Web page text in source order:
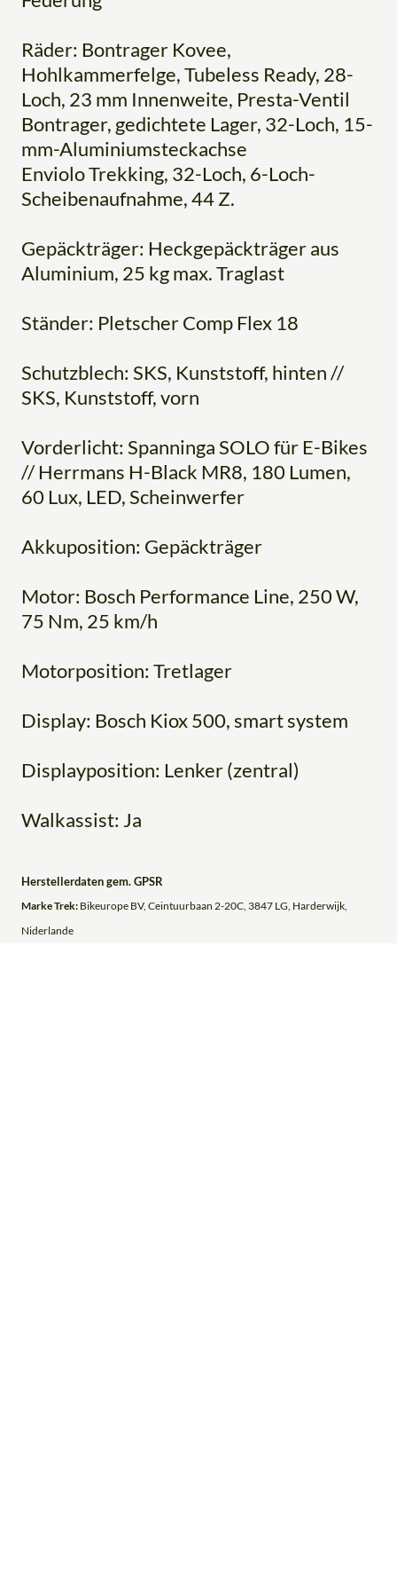
Räder: Bontrager Kovee,
Hohlkammerfelge, Tubeless Ready, 28-
Loch, 23 mm Innenweite, Presta-Ventil
Bontrager, gedichtete Lager, 32-Loch, 15-
mm-Aluminiumsteckachse
Enviolo Trekking, 32-Loch, 6-Loch-
Scheibenaufnahme, 44 Z.
Gepäckträger: Heckgepäckträger aus
Aluminium, 25 kg max. Traglast
Ständer: Pletscher Comp Flex 18
Schutzblech: SKS, Kunststoff, hinten //
SKS, Kunststoff, vorn
Vorderlicht: Spanninga SOLO für E-Bikes
// Herrmans H-Black MR8, 180 Lumen,
60 Lux, LED, Scheinwerfer
Akkuposition: Gepäckträger
Motor: Bosch Performance Line, 250 W,
75 Nm, 25 km/h
Motorposition: Tretlager
Display: Bosch Kiox 500, smart system
Displayposition: Lenker (zentral)
Walkassist: Ja
Herstellerdaten gem. GPSR
Marke Trek: Bikeurope BV, Ceintuurbaan 2-20C, 3847 LG, Harderwijk,
Niderlande